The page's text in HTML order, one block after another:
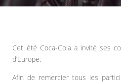
Cet été Coca-Cola a invité ses
d’Europe.
Afin de remercier tous les